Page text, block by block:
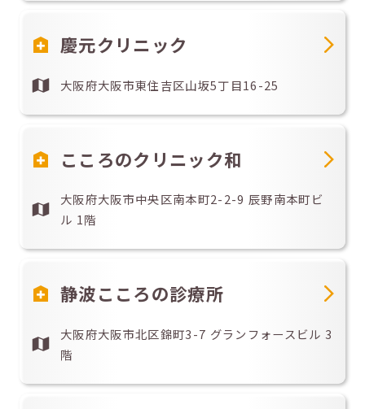
慶元クリニック
大阪府大阪市東住吉区山坂5丁目16-25
こころのクリニック和
大阪府大阪市中央区南本町2-2-9 辰野南本町ビ
ル 1階
静波こころの診療所
大阪府大阪市北区錦町3-7 グランフォースビル 3
階